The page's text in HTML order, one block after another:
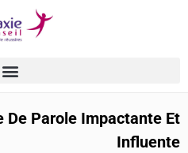
De Parole Impactante Et
Influente